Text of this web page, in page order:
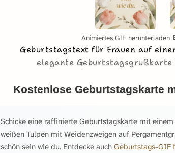
Animiertes GIF herunterladen
Geburtstagstext für Frauen auf
elegante Geburtstagsgrußkarte
Kostenlose Geburtstagskarte
Schicke eine raffinierte Geburtstagskarte mit
weißen Tulpen mit Weidenzweigen auf
schön sein wie du. Entdecke auch Geburtstags-GIF